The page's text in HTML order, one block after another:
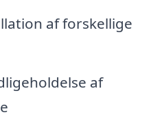
af forskellige
af